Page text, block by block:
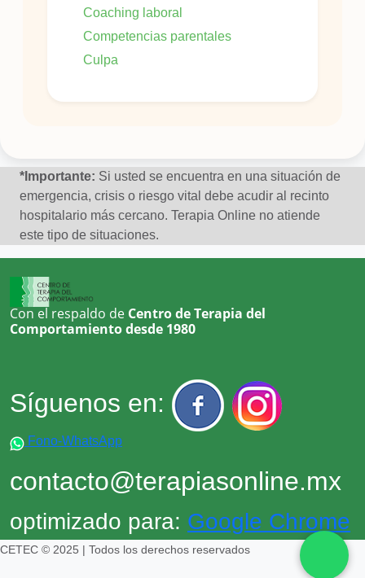
Coaching laboral
Competencias parentales
Culpa
Dificultad en las relaciones interpersonales
Irritabilidad
Manejo de conflictos
Personalidad
Pesimismo
Trastornos Del Animo En General
*Importante: Si usted se encuentra en una situación de
emergencia, crisis o riesgo vital debe acudir al recinto
hospitalario más cercano. Terapia Online no atiende
este tipo de situaciones.
Con el respaldo de Centro de Terapia del
Comportamiento desde 1980
Síguenos en:
Fono-WhatsApp
contacto@terapiasonline.mx
optimizado para: Google Chrome
CETEC © 2025 | Todos los derechos reservados